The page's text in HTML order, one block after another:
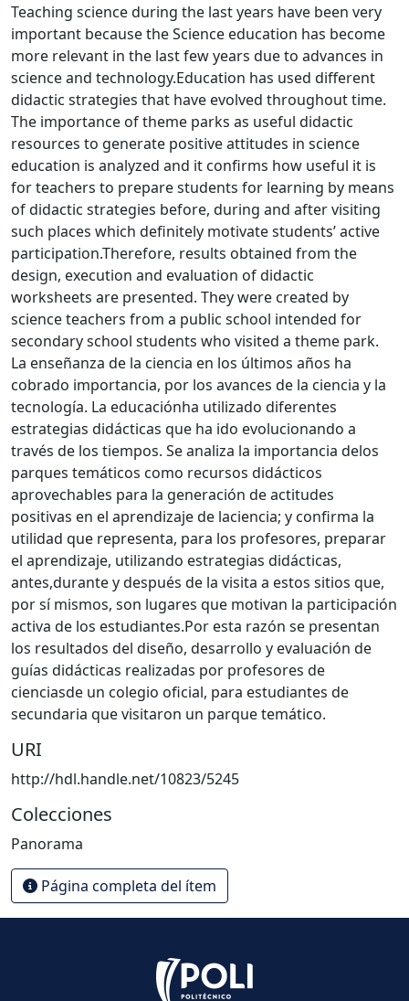
Teaching science during the last years have been very
important because the Science education has become
more relevant in the last few years due to advances in
science and technology.Education has used different
didactic strategies that have evolved throughout time.
The importance of theme parks as useful didactic
resources to generate positive attitudes in science
education is analyzed and it confirms how useful it is
for teachers to prepare students for learning by means
of didactic strategies before, during and after visiting
such places which definitely motivate students’ active
participation.Therefore, results obtained from the
design, execution and evaluation of didactic
worksheets are presented. They were created by
science teachers from a public school intended for
secondary school students who visited a theme park.
La enseñanza de la ciencia en los últimos años ha
cobrado importancia, por los avances de la ciencia y la
tecnología. La educaciónha utilizado diferentes
estrategias didácticas que ha ido evolucionando a
través de los tiempos. Se analiza la importancia delos
parques temáticos como recursos didácticos
aprovechables para la generación de actitudes
positivas en el aprendizaje de laciencia; y confirma la
utilidad que representa, para los profesores, preparar
el aprendizaje, utilizando estrategias didácticas,
antes,durante y después de la visita a estos sitios que,
por sí mismos, son lugares que motivan la participación
activa de los estudiantes.Por esta razón se presentan
los resultados del diseño, desarrollo y evaluación de
guías didácticas realizadas por profesores de
cienciasde un colegio oficial, para estudiantes de
secundaria que visitaron un parque temático.
URI
http://hdl.handle.net/10823/5245
Colecciones
Panorama
Página completa del ítem